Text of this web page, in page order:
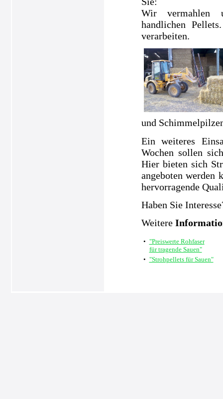
Wir vermahlen
handlichen
verarbeiten.
und
Ein weiteres
Wochen sollen
Hier bieten sich
angeboten werden
hervorragende
Haben Sie
Weitere
• "Preiswerte Rohfaser
für tragende Sauen"
• "Strohpellets für Sauen"